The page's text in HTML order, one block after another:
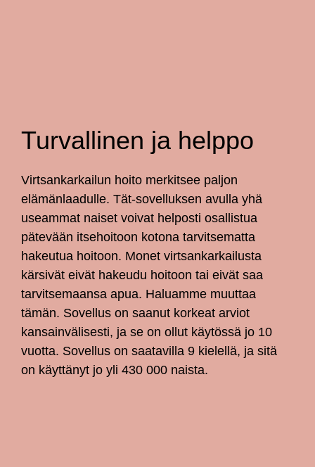
Turvallinen ja helppo
Virtsankarkailun hoito merkitsee paljon
elämänlaadulle. Tät-sovelluksen avulla yhä
useammat naiset voivat helposti osallistua
pätevään itsehoitoon kotona tarvitsematta
hakeutua hoitoon. Monet virtsankarkailusta
kärsivät eivät hakeudu hoitoon tai eivät saa
tarvitsemaansa apua. Haluamme muuttaa
tämän. Sovellus on saanut korkeat arviot
kansainvälisesti, ja se on ollut käytössä jo 10
vuotta. Sovellus on saatavilla 9 kielellä, ja sitä
on käyttänyt jo yli 430 000 naista.